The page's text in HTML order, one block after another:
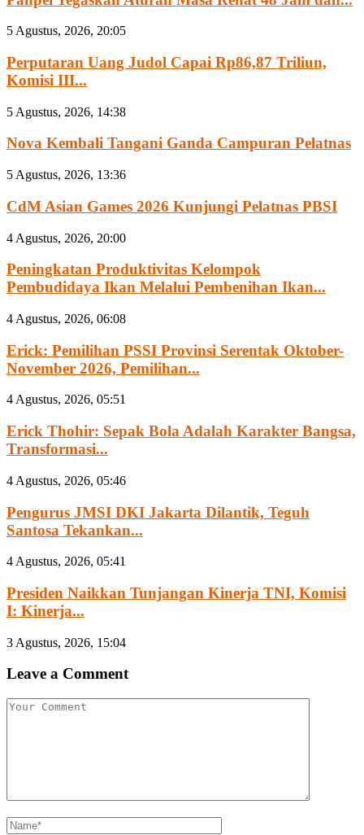
5 Agustus, 2026, 20:05
Perputaran Uang Judol Capai Rp86,87 Triliun,
Komisi III...
5 Agustus, 2026, 14:38
Nova Kembali Tangani Ganda Campuran Pelatnas
5 Agustus, 2026, 13:36
CdM Asian Games 2026 Kunjungi Pelatnas PBSI
4 Agustus, 2026, 20:00
Peningkatan Produktivitas Kelompok
Pembudidaya Ikan Melalui Pembenihan Ikan...
4 Agustus, 2026, 06:08
Erick: Pemilihan PSSI Provinsi Serentak Oktober-
November 2026, Pemilihan...
4 Agustus, 2026, 05:51
Erick Thohir: Sepak Bola Adalah Karakter Bangsa,
Transformasi...
4 Agustus, 2026, 05:46
Pengurus JMSI DKI Jakarta Dilantik, Teguh
Santosa Tekankan...
4 Agustus, 2026, 05:41
Presiden Naikkan Tunjangan Kinerja TNI, Komisi
I: Kinerja...
3 Agustus, 2026, 15:04
Leave a Comment